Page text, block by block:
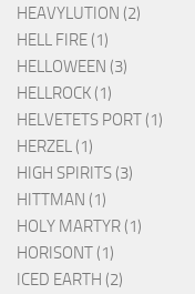
HEAVYLUTION (2)
HELL FIRE (1)
HELLOWEEN (3)
HELLROCK (1)
HELVETETS PORT (1)
HERZEL (1)
HIGH SPIRITS (3)
HITTMAN (1)
HOLY MARTYR (1)
HORISONT (1)
ICED EARTH (2)